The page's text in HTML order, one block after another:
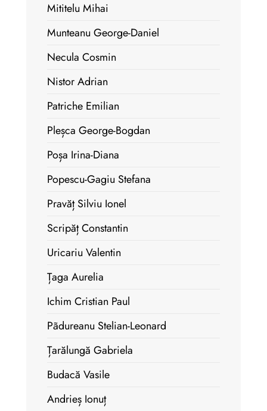
Mititelu Mihai
Munteanu George-Daniel
Necula Cosmin
Nistor Adrian
Patriche Emilian
Pleșca George-Bogdan
Poșa Irina-Diana
Popescu-Gagiu Stefana
Pravăț Silviu Ionel
Scripăț Constantin
Uricariu Valentin
Țaga Aurelia
Ichim Cristian Paul
Pãdureanu Stelian-Leonard
Țarălungă Gabriela
Budacă Vasile
Andrieș Ionuț